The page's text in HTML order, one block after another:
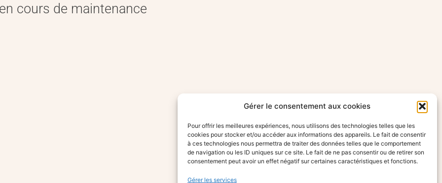
Gérer le consentement aux cookies
Pour offrir les meilleures expériences, nous utilisons des technologies telles que les
cookies pour stocker et/ou accéder aux informations des appareils. Le fait de consentir
à ces technologies nous permettra de traiter des données telles que le comportement
de navigation ou les ID uniques sur ce site. Le fait de ne pas consentir ou de retirer son
consentement peut avoir un effet négatif sur certaines caractéristiques et fonctions.
Gérer les services
cours de maintenance